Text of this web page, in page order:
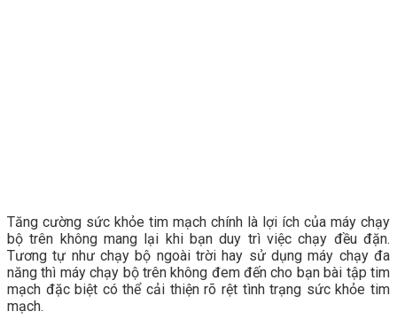
Tăng cường sức khỏe tim mạch chính là lợi ích của máy chạy
bộ trên không mang lại khi bạn duy trì việc chạy đều đặn.
Tương tự như chạy bộ ngoài trời hay sử dụng máy chạy đa
năng thì máy chạy bộ trên không đem đến cho bạn bài tập tim
mạch đặc biệt có thể cải thiện rõ rệt tình trạng sức khỏe tim
mạch.